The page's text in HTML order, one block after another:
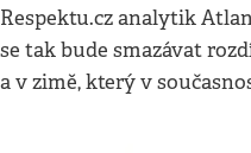
Respektu.cz analytik
se tak bude smazávat
a v zimě, který v